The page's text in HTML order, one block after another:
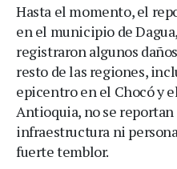
Hasta el momento, el
en el municipio de
registraron algunos
resto de las regiones,
epicentro en el Chocó y
Antioquia, no se
infraestructura ni
fuerte temblor.